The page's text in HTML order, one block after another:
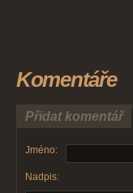
Komentáře
Přidat komentář
Jméno:
Nadpis: